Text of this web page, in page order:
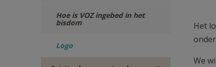
Hoe is VOZ ingebed in het
bisdom
Logo
Het
We